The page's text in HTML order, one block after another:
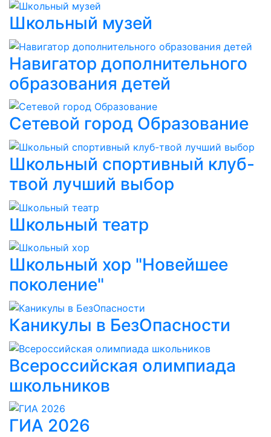
Школьный музей
Навигатор дополнительного
образования детей
Сетевой город Образование
Школьный спортивный клуб-
твой лучший выбор
Школьный театр
Школьный хор "Новейшее
поколение"
Каникулы в БезОпасности
Всероссийская олимпиада
школьников
ГИА 2026